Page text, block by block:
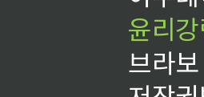
윤리
브라